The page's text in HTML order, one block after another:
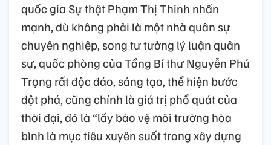
quốc gia Sự thật Phạm Thị Thinh nhấn
mạnh, dù không phải là một nhà quân sự
chuyên nghiệp, song tư tưởng lý luận quân
sự, quốc phòng của Tổng Bí thư Nguyễn Phú
Trọng rất độc đáo, sáng tạo, thể hiện bước
đột phá, cũng chính là giá trị phổ quát của
thời đại, đó là “lấy bảo vệ môi trường hòa
bình là mục tiêu xuyên suốt trong xây dựng